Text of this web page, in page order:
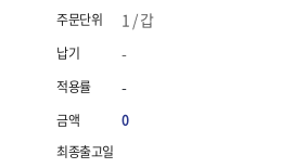
1 / 갑
-
-
0